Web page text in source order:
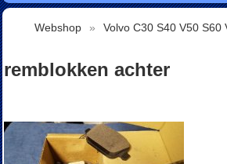
Webshop » Volvo C30 S40 V50 S60
remblokken achter